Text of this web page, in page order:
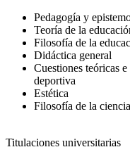
Pedagogía y
Teoría de la
Filosofía de la
Didáctica general
Cuestiones teóricas
deportiva
Estética
Filosofía de la ciencia
Titulaciones universitarias